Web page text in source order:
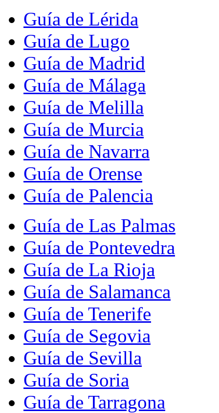
Guía de Lérida
Guía de Lugo
Guía de Madrid
Guía de Málaga
Guía de Melilla
Guía de Murcia
Guía de Navarra
Guía de Orense
Guía de Palencia
Guía de Las Palmas
Guía de Pontevedra
Guía de La Rioja
Guía de Salamanca
Guía de Tenerife
Guía de Segovia
Guía de Sevilla
Guía de Soria
Guía de Tarragona